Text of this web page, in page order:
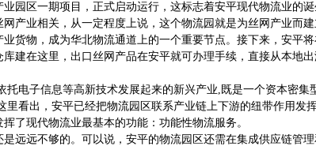
园区一期项目，正式启动运行，这标志着安平现代物流业的
产业相关，从一定程度上说，这个物流园就是为丝网产业而建
货物，成为华北物流通道上的一个重要节点。接下来，安平
建在这里，出口丝网产品在安平就可办理手续，直接从本地
电子信息等高新技术发展起来的新兴产业,既是一个资本密集
看出，安平已经把物流园区联系产业链上下游的纽带作用发
了现代物流业最基本的功能：功能性物流服务。
远远不够的。可以说，安平的物流园区还需在集成供应链管